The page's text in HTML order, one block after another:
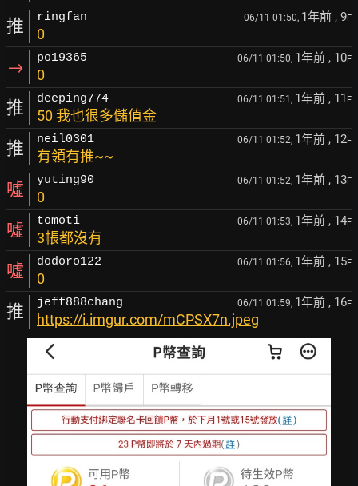
推 ringfan 06/11 01:50, 1年前 , 9F
0
→ po19365 06/11 01:50, 1年前 , 10F
0
推 deeping774 06/11 01:51, 1年前 , 11 F
50 我也很多儲值金
推 neil0301 06/11 01:52, 1年前 , 12F
有領有推~~
噓 yuting90 06/11 01:52, 1年前 , 13F
0
噓 tomoti 06/11 01:53, 1年前 , 14F
3帳都沒有
噓 dodoro122 06/11 01:56, 1年前 , 15F
0
推 jeff888chang 06/11 01:59, 1年前 , 16F
https://i.imgur.com/mCPSX7n.jpeg